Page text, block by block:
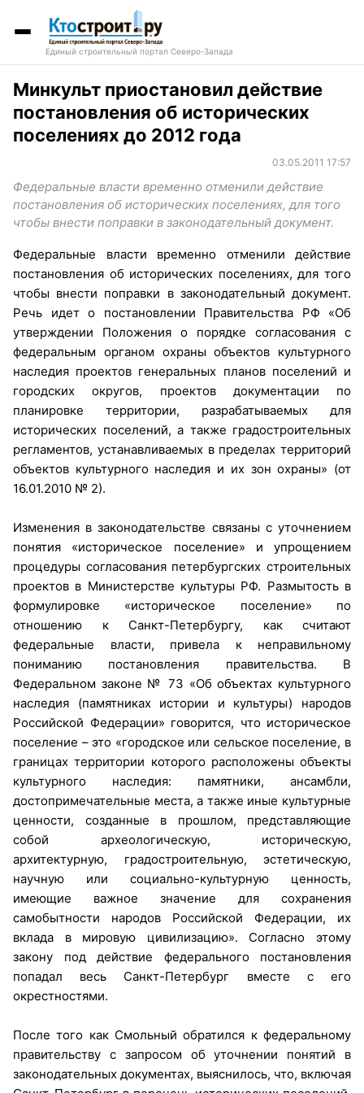
Единый строительный портал Северо-Запада
Минкульт приостановил действие
постановления об исторических
поселениях до 2012 года
03.05.2011 17:57
Федеральные власти временно отменили действие
постановления об исторических поселениях, для того
чтобы внести поправки в законодательный документ.
Федеральные власти временно отменили действие
постановления об исторических поселениях, для того
чтобы внести поправки в законодательный документ.
Речь идет о постановлении Правительства РФ «Об
утверждении Положения о порядке согласования с
федеральным органом охраны объектов культурного
наследия проектов генеральных планов поселений и
городских округов, проектов документации по
планировке территории, разрабатываемых для
исторических поселений, а также градостроительных
регламентов, устанавливаемых в пределах территорий
объектов культурного наследия и их зон охраны» (от
16.01.2010 № 2).
Изменения в законодательстве связаны с уточнением
понятия «историческое поселение» и упрощением
процедуры согласования петербургских строительных
проектов в Министерстве культуры РФ. Размытость в
формулировке «историческое поселение» по
отношению к Санкт-Петербургу, как считают
федеральные власти, привела к неправильному
пониманию постановления правительства. В
Федеральном законе № 73 «Об объектах культурного
наследия (памятниках истории и культуры) народов
Российской Федерации» говорится, что историческое
поселение – это «городское или сельское поселение, в
границах территории которого расположены объекты
культурного наследия: памятники, ансамбли,
достопримечательные места, а также иные культурные
ценности, созданные в прошлом, представляющие
собой археологическую, историческую,
архитектурную, градостроительную, эстетическую,
научную или социально-культурную ценность,
имеющие важное значение для сохранения
самобытности народов Российской Федерации, их
вклада в мировую цивилизацию». Согласно этому
закону под действие федерального постановления
попадал весь Санкт-Петербург вместе с его
окрестностями.
После того как Смольный обратился к федеральному
правительству с запросом об уточнении понятий в
законодательных документах, выяснилось, что, включая